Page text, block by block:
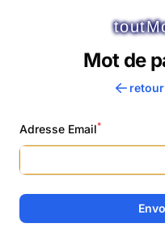
Mot de
Adresse Email*